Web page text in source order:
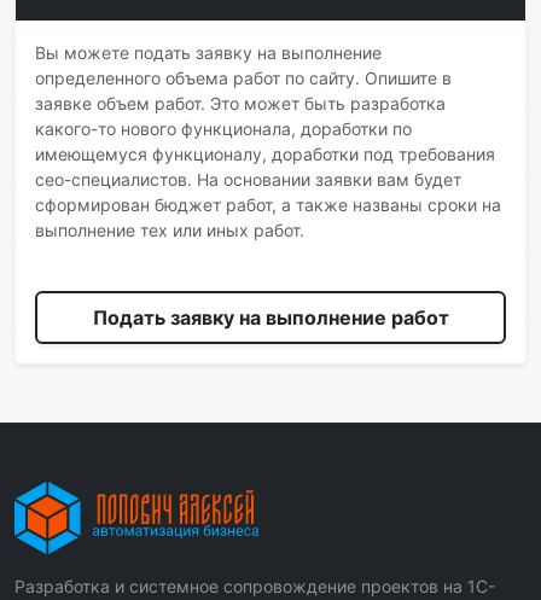
Вы можете подать заявку на выполнение
определенного объема работ по сайту. Опишите в
заявке объем работ. Это может быть разработка
какого-то нового функционала, доработки по
имеющемуся функционалу, доработки под требования
сео-специалистов. На основании заявки вам будет
сформирован бюджет работ, а также названы сроки на
выполнение тех или иных работ.
Подать заявку на выполнение работ
Разработка и системное сопровождение проектов на 1С-